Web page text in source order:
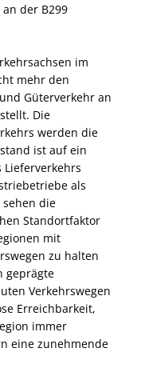
der B299
im
mehr den
Güterverkehr an
Die
werden die
ist auf ein
Lieferverkehrs
als
die
Standortfaktor
mit
zu halten
geprägte
Verkehrswegen
Erreichbarkeit,
immer
eine zunehmende